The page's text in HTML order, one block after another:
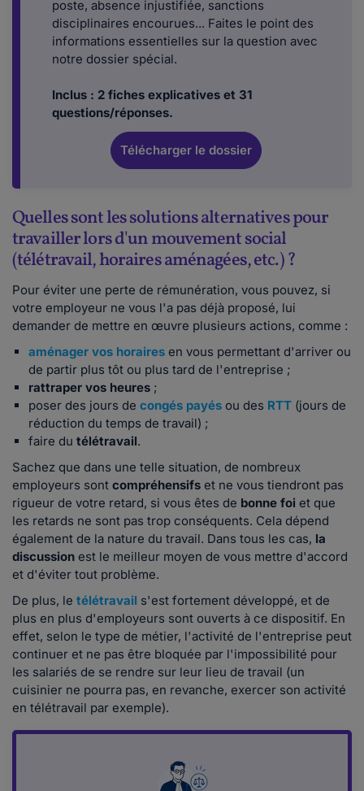
poste, absence injustifiée, sanctions
disciplinaires encourues... Faites le point des
informations essentielles sur la question avec
notre dossier spécial.
Inclus : 2 fiches explicatives et 31
questions/réponses.
Télécharger le dossier
Quelles sont les solutions alternatives pour
travailler lors d'un mouvement social
(télétravail, horaires aménagées, etc.) ?
Pour éviter une perte de rémunération, vous pouvez, si
votre employeur ne vous l'a pas déjà proposé, lui
demander de mettre en œuvre plusieurs actions, comme :
aménager vos horaires en vous permettant d'arriver ou
de partir plus tôt ou plus tard de l'entreprise ;
rattraper vos heures ;
poser des jours de congés payés ou des RTT (jours de
réduction du temps de travail) ;
faire du télétravail.
Sachez que dans une telle situation, de nombreux
employeurs sont compréhensifs et ne vous tiendront pas
rigueur de votre retard, si vous êtes de bonne foi et que
les retards ne sont pas trop conséquents. Cela dépend
également de la nature du travail. Dans tous les cas, la
discussion est le meilleur moyen de vous mettre d'accord
et d'éviter tout problème.
De plus, le télétravail s'est fortement développé, et de
plus en plus d'employeurs sont ouverts à ce dispositif. En
effet, selon le type de métier, l'activité de l'entreprise peut
continuer et ne pas être bloquée par l'impossibilité pour
les salariés de se rendre sur leur lieu de travail (un
cuisinier ne pourra pas, en revanche, exercer son activité
en télétravail par exemple).